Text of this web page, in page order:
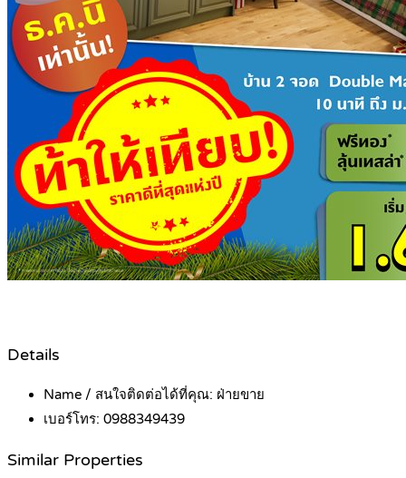
Details
Name / สนใจติดต่อได้ที่คุณ: ฝ่ายขาย
เบอร์โทร: 0988349439
Similar Properties